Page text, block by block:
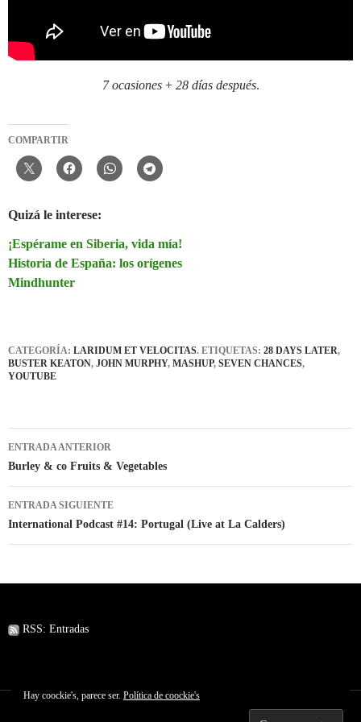
7 ocasiones+ 28 días después.
COMPARTIR
Quizá le interese:
¡Espérame en Siberia, vida mía!
Historia de España: los orígenes
Mindhunter
CATEGORÍA: LARIDUM ET VELOCITAS. ETIQUETAS: 28 DAYS LATER,
BUSTER KEATON, JOHN MURPHY, MASHUP, SEVEN CHANCES,
YOUTUBE
Navegación
de
entradas
ENTRADA ANTERIOR
Burley & co Fruits & Vegetables
ENTRADA SIGUIENTE
International Podcast #14: Portugal (Live at La Calders)
RSS: Entradas
Hay coockie's, parece ser. Política de coockie's